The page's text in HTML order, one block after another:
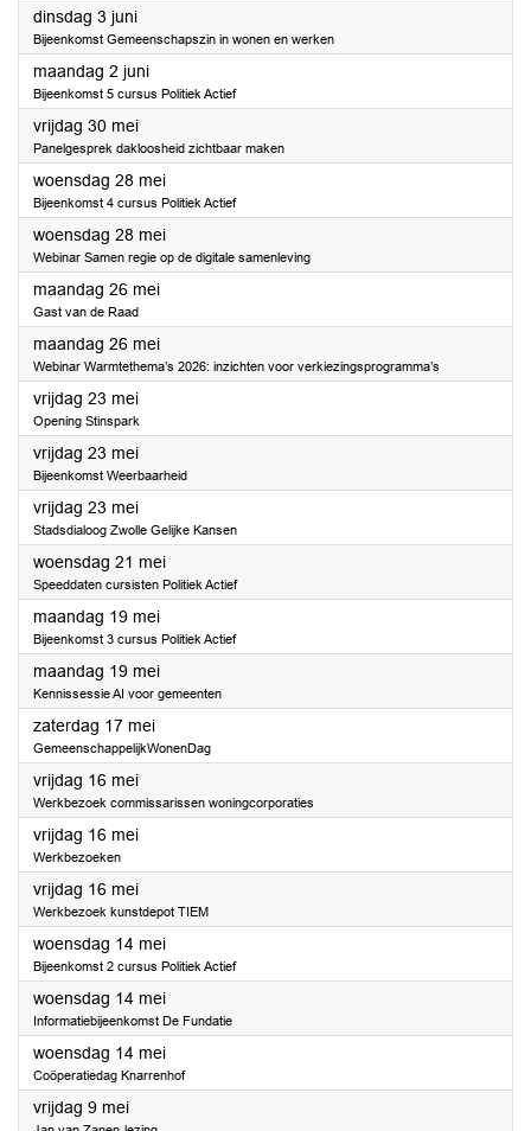
dinsdag 3 juni2025
Bijeenkomst Gemeenschapszin in wonen en werken
maandag 2 juni2025
Bijeenkomst 5 cursus Politiek Actief
vrijdag 30 mei2025
Panelgesprek dakloosheid zichtbaar maken
woensdag 28 mei2025
Bijeenkomst 4 cursus Politiek Actief
woensdag 28 mei2025
Webinar Samen regie op de digitale samenleving
maandag 26 mei2025
Gast van de Raad
maandag 26 mei2025
Webinar Warmtethema’s 2026: inzichten voor verkiezingsprogramma’s
vrijdag 23 mei2025
Opening Stinspark
vrijdag 23 mei2025
Bijeenkomst Weerbaarheid
vrijdag 23 mei2025
Stadsdialoog Zwolle Gelijke Kansen
woensdag 21 mei2025
Speeddaten cursisten Politiek Actief
maandag 19 mei2025
Bijeenkomst 3 cursus Politiek Actief
maandag 19 mei2025
Kennissessie AI voor gemeenten
zaterdag 17 mei2025
GemeenschappelijkWonenDag
vrijdag 16 mei2025
Werkbezoek commissarissen woningcorporaties
vrijdag 16 mei2025
Werkbezoeken
vrijdag 16 mei2025
Werkbezoek kunstdepot TIEM
woensdag 14 mei2025
Bijeenkomst 2 cursus Politiek Actief
woensdag 14 mei2025
Informatiebijeenkomst De Fundatie
woensdag 14 mei2025
Coöperatiedag Knarrenhof
vrijdag 9 mei2025